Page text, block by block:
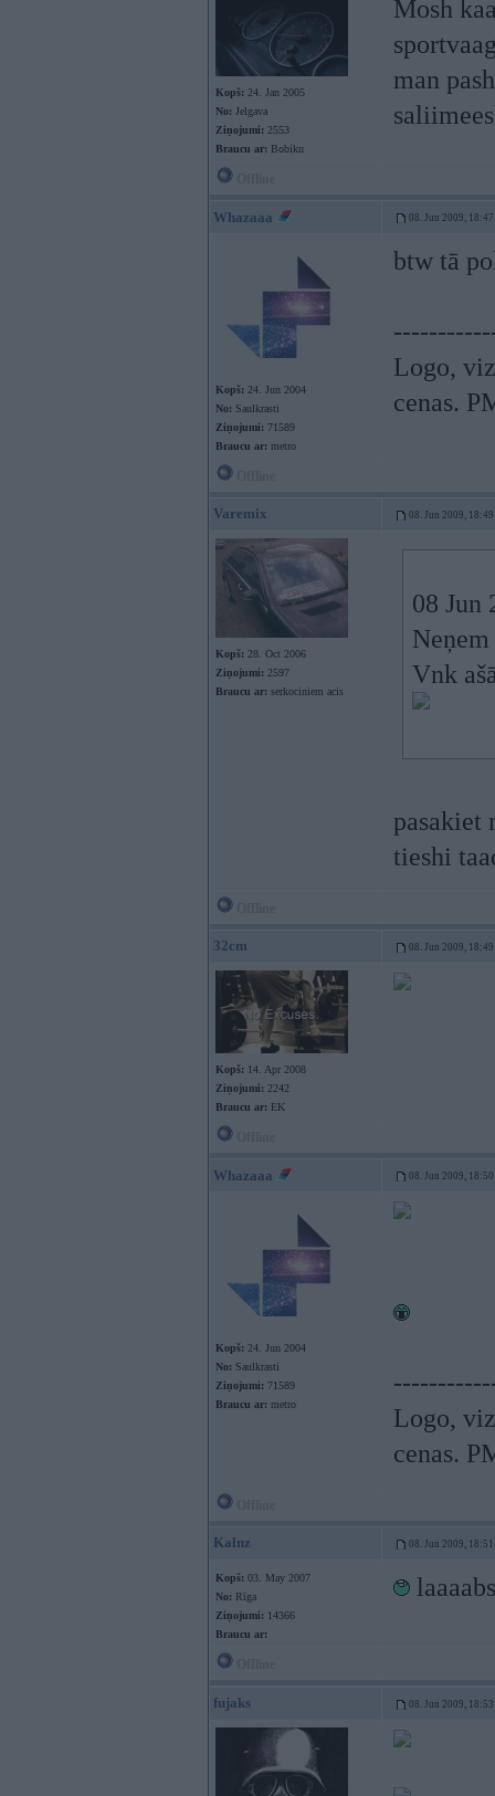
Kopš: 24. Jan 2005
No: Jelgava
Ziņojumi: 2553
Braucu ar: Bobiku
Mosh
man
Whazaaa 08. Jun 2009, 18:47
Kopš: 24. Jun 2004
No: Saulkrasti
Ziņojumi: 71589
Braucu ar: metro
btw tā
Logo,
cenas.
Varemix 08. Jun 2009, 18:49
Kopš: 28. Oct 2006
Ziņojumi: 2597
Braucu ar: serkociniem acis
08 Jun
Vnk
pasakiet
tieshi
32cm 08. Jun 2009, 18:49
Kopš: 14. Apr 2008
Ziņojumi: 2242
Braucu ar: EK
Whazaaa 08. Jun 2009, 18:50
Kopš: 24. Jun 2004
No: Saulkrasti
Ziņojumi: 71589
Braucu ar: metro
Logo,
cenas.
Kalnz 08. Jun 2009, 18:51
Kopš: 03. May 2007
No: Rīga
Ziņojumi: 14366
Braucu ar:
fujaks 08. Jun 2009, 18:53